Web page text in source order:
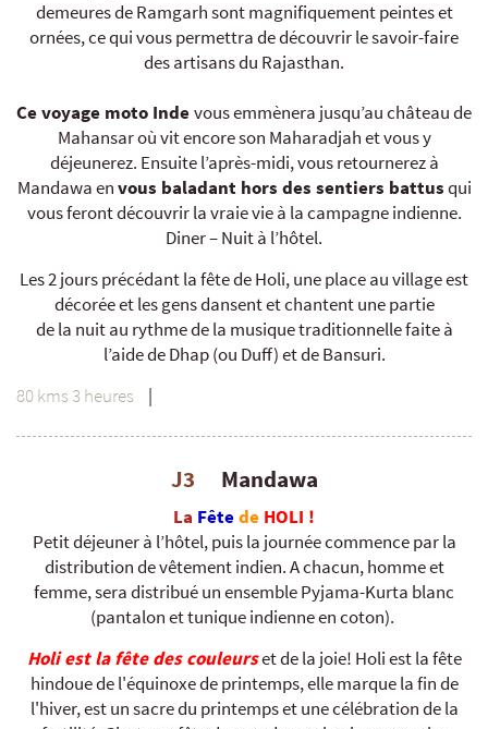
demeures de Ramgarh sont magnifiquement peintes et
ornées, ce qui vous permettra de découvrir le savoir-faire
des artisans du Rajasthan.
Ce voyage moto Indevous emmènera jusqu’au château de
Mahansar où vit encore son Maharadjah et vous y
déjeunerez. Ensuite l’après-midi, vous retournerez à
Mandawa envous baladant hors des sentiers battusqui
vous feront découvrir la vraie vie à la campagne indienne.
Diner – Nuit à l’hôtel.
Les 2 jours précédant la fête de Holi, une place au village est
décorée et les gens dansent et chantent une partie
de la nuit au rythme de la musique traditionnelle faite à
l’aide de Dhap (ou Duff) et de Bansuri.
80 kms 3 heures
|
J3 Mandawa
La Fêtede HOLI !
Petit déjeuner à l’hôtel, puis la journée commence par la
distribution de vêtement indien. A chacun, homme et
femme, sera distribué un ensemble Pyjama-Kurta blanc
(pantalon et tunique indienne en coton).
Holi est la fête des couleurset de la joie! Holi est la fête
hindoue de l'équinoxe de printemps, elle marque la fin de
l'hiver, est un sacre du printemps et une célébration de la